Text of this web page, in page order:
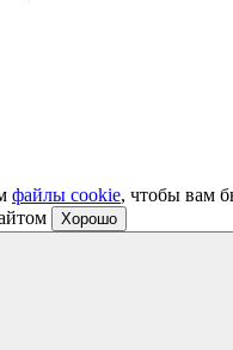
файлы cookie, чтобы вам
Хорошо